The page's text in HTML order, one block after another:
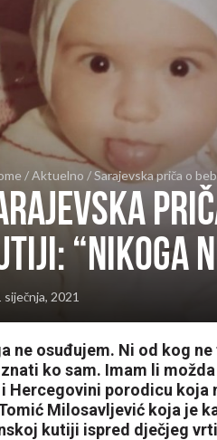
/Aktuelno /Sarajevska priča o
“Nikoga
siječnja, 2021
ne osuđujem. Ni od kog
ko sam. Imam li
i Hercegovini porodicu koja
Milosavljević koja je
kutiji ispred dječjeg